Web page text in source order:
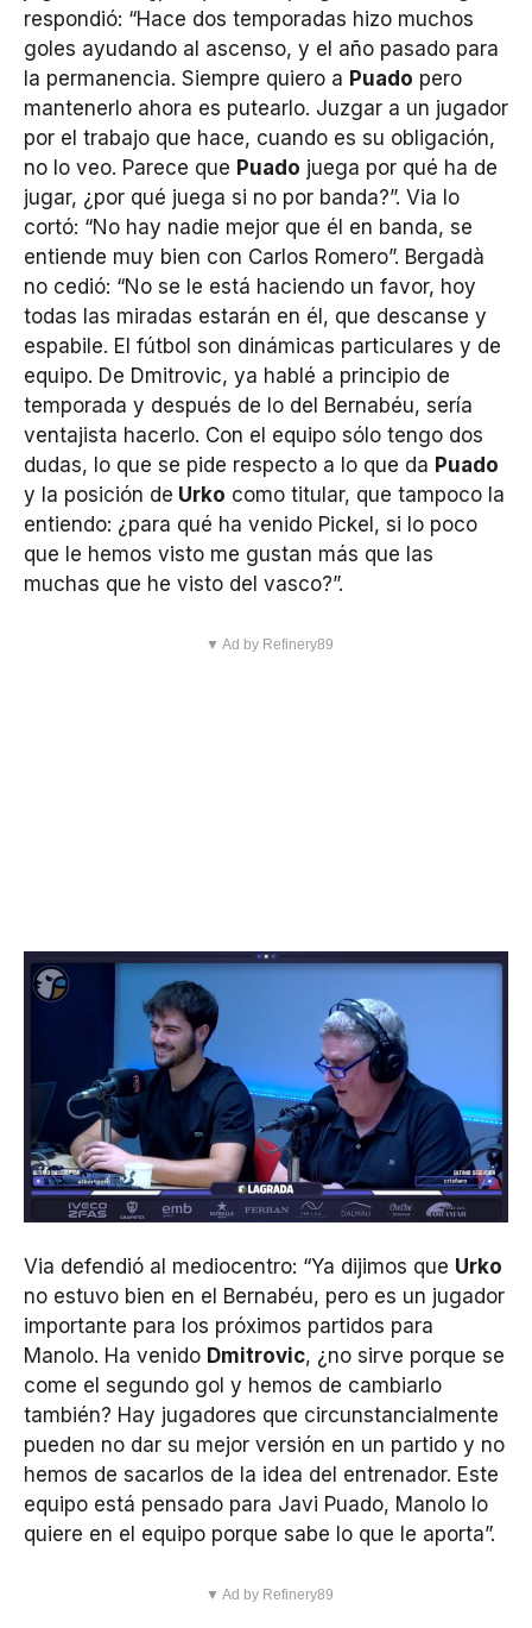
respondió: “Hace dos temporadas hizo muchos
goles ayudando al ascenso, y el año pasado para
la permanencia. Siempre quiero a Puado pero
mantenerlo ahora es putearlo. Juzgar a un jugador
por el trabajo que hace, cuando es su obligación,
no lo veo. Parece que Puado juega por qué ha de
jugar, ¿por qué juega si no por banda?”. Via lo
cortó: “No hay nadie mejor que él en banda, se
entiende muy bien con Carlos Romero”. Bergadà
no cedió: “No se le está haciendo un favor, hoy
todas las miradas estarán en él, que descanse y
espabile. El fútbol son dinámicas particulares y de
equipo. De Dmitrovic, ya hablé a principio de
temporada y después de lo del Bernabéu, sería
ventajista hacerlo. Con el equipo sólo tengo dos
dudas, lo que se pide respecto a lo que da Puado
y la posición de Urko como titular, que tampoco la
entiendo: ¿para qué ha venido Pickel, si lo poco
que le hemos visto me gustan más que las
muchas que he visto del vasco?”.
▼ Ad by Refinery89
Via defendió al mediocentro: “Ya dijimos que Urko
no estuvo bien en el Bernabéu, pero es un jugador
importante para los próximos partidos para
Manolo. Ha venido Dmitrovic, ¿no sirve porque se
come el segundo gol y hemos de cambiarlo
también? Hay jugadores que circunstancialmente
pueden no dar su mejor versión en un partido y no
hemos de sacarlos de la idea del entrenador. Este
equipo está pensado para Javi Puado, Manolo lo
quiere en el equipo porque sabe lo que le aporta”.
▼ Ad by Refinery89